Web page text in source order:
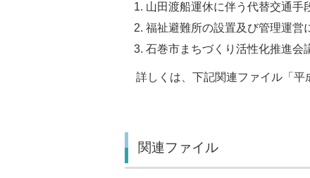
山田渡船運休に伴う代替交通手
福祉避難所の設置及び管理運営
石巻市まちづくり活性化推進会
詳しくは、下記関連ファイル「平
関連ファイル